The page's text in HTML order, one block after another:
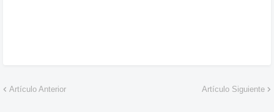
Artículo Anterior Artículo Siguiente